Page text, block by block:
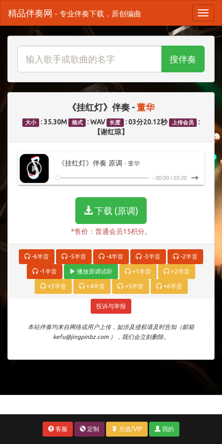
精品伴奏网 - 专业伴奏下载，原创编曲
搜伴奏
《挂红灯》伴奏 - 董华
大小 : 35.30M 格式 : WAV 长度 : 03分20.12秒 上传会员
:
【谢红琼】
《挂红灯》伴奏 原调 - 董华
- 00:00 / 03:20
下载 (原调)
*售价：普通会员15积分。
-6半音 -5半音 -4半音 -3半音 -2半音
-1半音 播放原调试听 +1半音 +2半音
+3半音 +4半音 +5半音 +6半音
投诉与举报
本站伴奏均来自网络或用户上传，如涉及侵权请及时告知（邮箱
kefu@jingpinbz.com ），我们会立刻删除。
客服 定制 充值/VIP 我的